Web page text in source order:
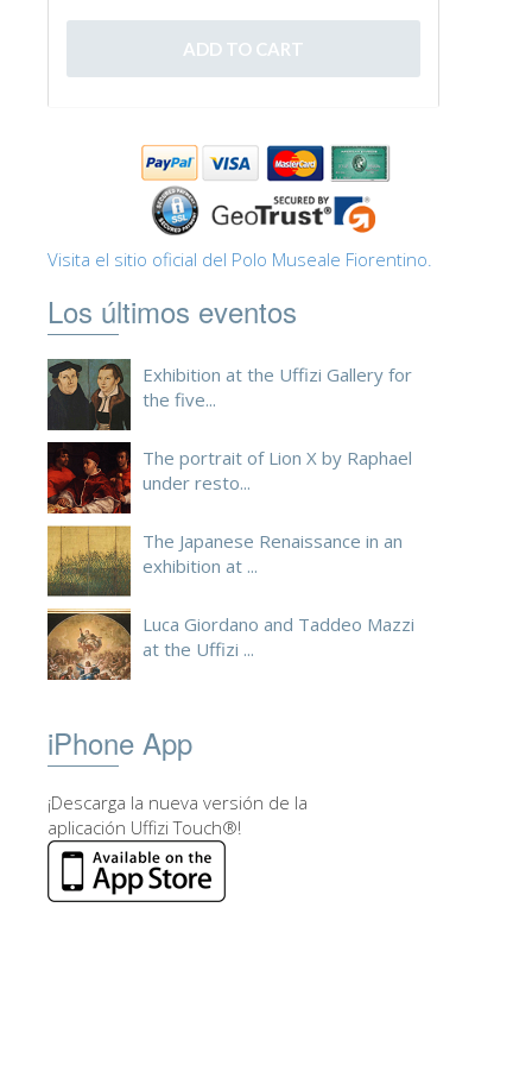
ESPAÑOL
Visita el sitio oficial del Polo Museale Fiorentino.
Los últimos eventos
Exhibition at the Uffizi Gallery for
the five...
The portrait of Lion X by Raphael
under resto...
The Japanese Renaissance in an
exhibition at ...
Luca Giordano and Taddeo Mazzi
at the Uffizi ...
iPhone App
¡Descarga la nueva versión de la
aplicación Uffizi Touch®!